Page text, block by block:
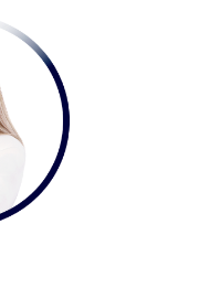
hace que esta
su proximidad a
mudarte o visitarla.
a 30
o estudian en